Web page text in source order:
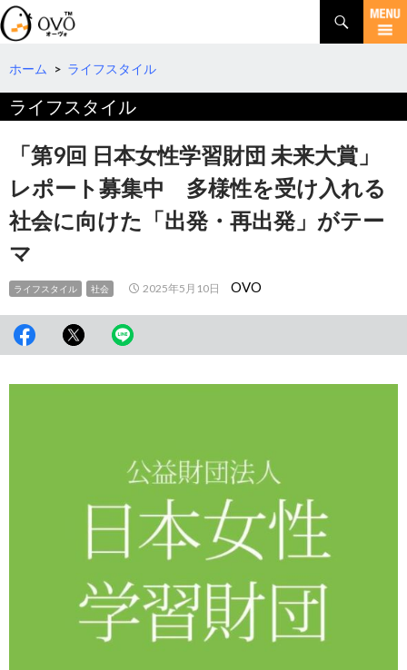
検
索
コ
テ
ツ
へ
ホーム > ライフスタイル
ライフスタイル
「第9回 日本女性学習財団 未来大賞」
レポート募集中 多様性を受け入れる
社会に向けた「出発・再出発」がテー
マ
ライフスタイル 社会 2025年5月10日 OVO